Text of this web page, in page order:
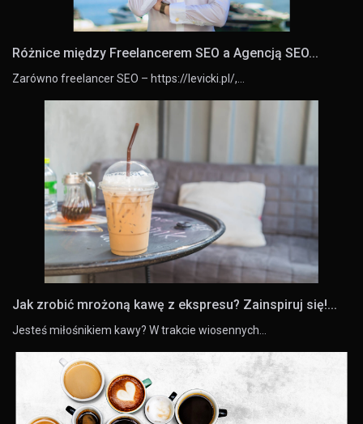
Różnice między Freelancerem SEO a Agencją SEO...
Zarówno freelancer SEO – https://levicki.pl/,…
Jak zrobić mrożoną kawę z ekspresu? Zainspiruj się!...
Jesteś miłośnikiem kawy? W trakcie wiosennych…